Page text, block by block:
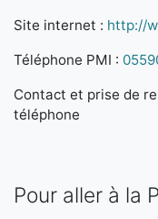
Site internet : http://
Téléphone PMI :
Contact et prise de
téléphone
Pour aller à la